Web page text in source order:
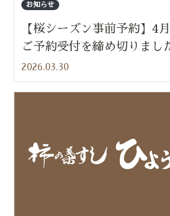
お知らせ
【桜シーズン事前予約】4
ご予約受付を締め切りまし
2026.03.30